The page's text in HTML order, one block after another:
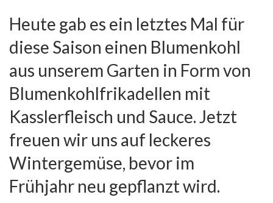
Heute gab es ein letztes Mal für
diese Saison einen Blumenkohl
aus unserem Garten in Form von
Blumenkohlfrikadellen mit
Kasslerfleisch und Sauce. Jetzt
freuen wir uns auf leckeres
Wintergemüse, bevor im
Frühjahr neu gepflanzt wird.